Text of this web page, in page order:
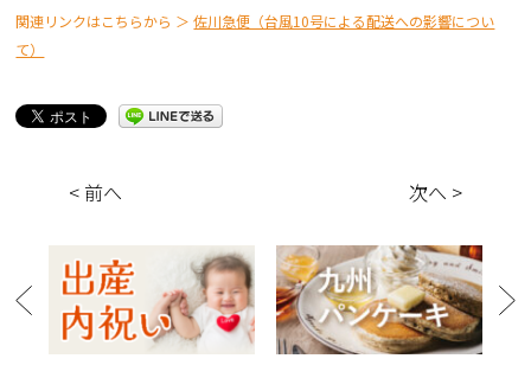
関連リンクはこちらから ＞佐川急便（台風10号による配送への影響につい
て）
< 前へ 次へ >